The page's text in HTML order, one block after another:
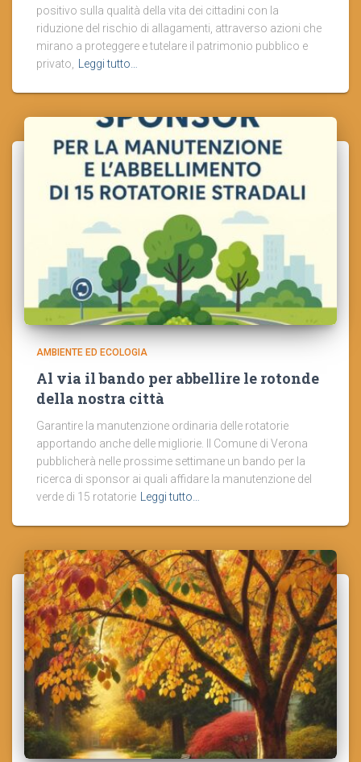
positivo sulla qualità della vita dei cittadini con la
riduzione del rischio di allagamenti, attraverso azioni che
mirano a proteggere e tutelare il patrimonio pubblico e
privato,
Leggi tutto…
AMBIENTE ED ECOLOGIA
Al via il bando per abbellire le rotonde
della nostra città
Garantire la manutenzione ordinaria delle rotatorie
apportando anche delle migliorie. Il Comune di Verona
pubblicherà nelle prossime settimane un bando per la
ricerca di sponsor ai quali affidare la manutenzione del
verde di 15 rotatorie Leggi tutto…